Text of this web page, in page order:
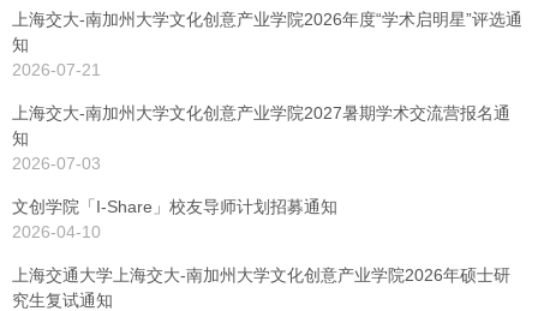
上海交大-南加州大学文化创意产业学院2026年度“学术启明星”评选通
知
2026-07-21
上海交大-南加州大学文化创意产业学院2027暑期学术交流营报名通
知
2026-07-03
文创学院「I-Share」校友导师计划招募通知
2026-04-10
上海交通大学上海交大-南加州大学文化创意产业学院2026年硕士研
究生复试通知